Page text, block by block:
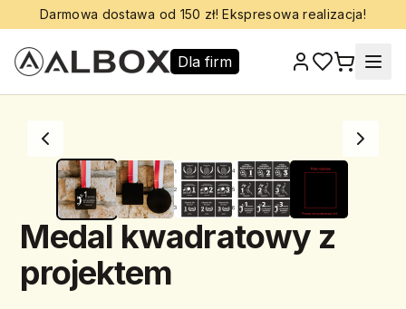
Darmowa dostawa od 150 zł! Ekspresowa realizacja!
Dla firm
Medal kwadratowy z
projektem